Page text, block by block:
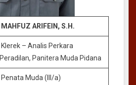
MAHFUZ ARIFEIN, S.H.
Klerek – Analis Perkara
Peradilan, Panitera Muda Pidana
Penata Muda (III/a)